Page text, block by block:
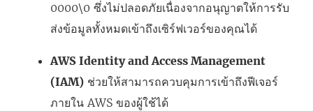
0000\0 ซึ่งไม่ปลอดภัยเนื่องจากอนุญาตให้การรับ
ส่งข้อมูลทั้งหมดเข้าถึงเซิร์ฟเวอร์ของคุณได้
AWS Identity and Access Management
(IAM) ช่วยให้สามารถควบคุมการเข้าถึงฟีเจอร์
ภายใน AWS ของผู้ใช้ได้